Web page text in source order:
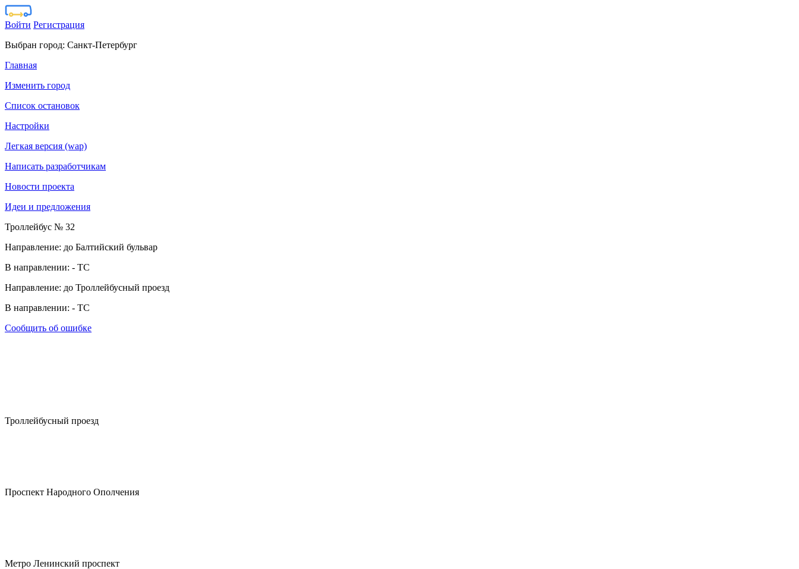
Войти Регистрация
Выбран город: Санкт-Петербург
Главная
Изменить город
Список остановок
Настройки
Легкая версия (wap)
Написать разработчикам
Новости проекта
Идеи и предложения
Троллейбус № 32
Направление: до Балтийский бульвар
В направлении: - ТС
Направление: до Троллейбусный проезд
В направлении: - ТС
Сообщить об ошибке
Троллейбусный проезд
Проспект Народного Ополчения
Метро Ленинский проспект